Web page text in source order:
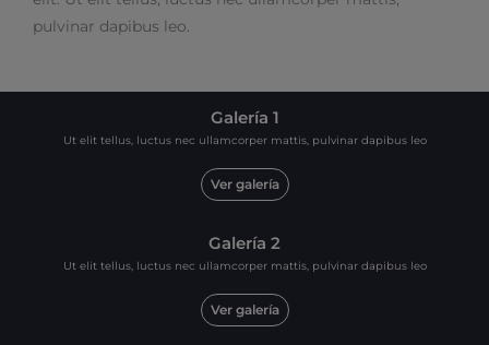
pulvinar dapibus leo.
Galería 1
Ut elit tellus, luctus nec ullamcorper mattis, pulvinar dapibus leo
Ver galería
Galería 2
Ut elit tellus, luctus nec ullamcorper mattis, pulvinar dapibus leo
Ver galería